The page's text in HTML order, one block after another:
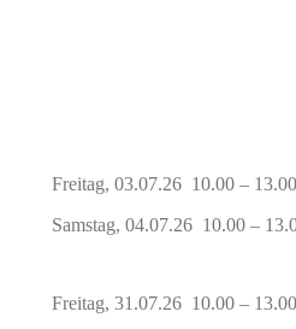
Freitag, 03.07.26 10.00 –
Samstag, 04.07.26 10.00 –
Freitag, 31.07.26 10.00 –